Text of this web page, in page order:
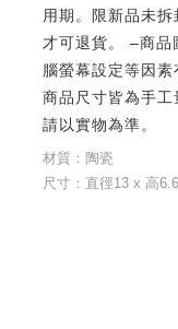
用期。限新品未
才可退貨。 –商品
腦螢幕設定等因
商品尺寸皆為手
請以實物為準。
材質：陶瓷
尺寸：直徑13 x 高